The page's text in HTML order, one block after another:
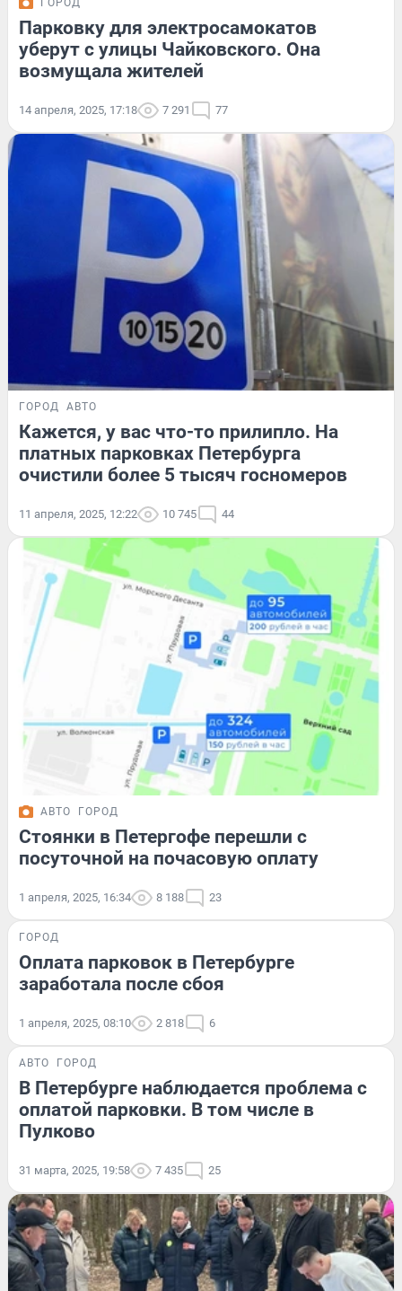
Парковку для электросамокатов
уберут с улицы Чайковского. Она
возмущала жителей
14 апреля, 2025, 17:18 7 291 77
ГОРОД АВТО
Кажется, у вас что-то прилипло. На
платных парковках Петербурга
очистили более 5 тысяч госномеров
11 апреля, 2025, 12:22 10 745 44
АВТО ГОРОД
Стоянки в Петергофе перешли с
посуточной на почасовую оплату
1 апреля, 2025, 16:34 8 188 23
ГОРОД
Оплата парковок в Петербурге
заработала после сбоя
1 апреля, 2025, 08:10 2 818 6
АВТО ГОРОД
В Петербурге наблюдается проблема с
оплатой парковки. В том числе в
Пулково
31 марта, 2025, 19:58 7 435 25